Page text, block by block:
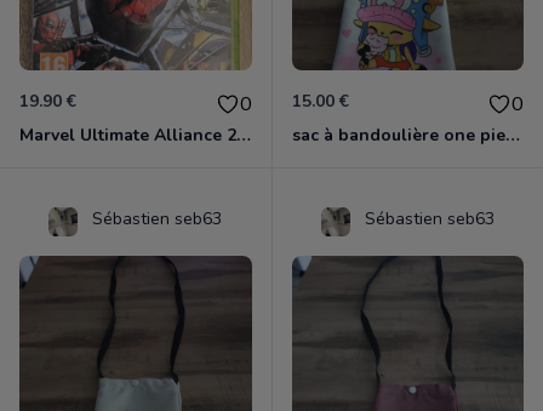
19.90 € 0
Marvel Ultimate Alliance 2 Xbox 360
15.00 € 0
sac à bandoulière one piece chopper
Sébastien seb63 Sébastien seb63